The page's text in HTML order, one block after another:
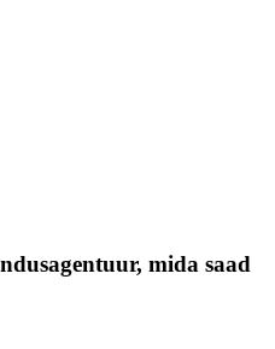
mida saad